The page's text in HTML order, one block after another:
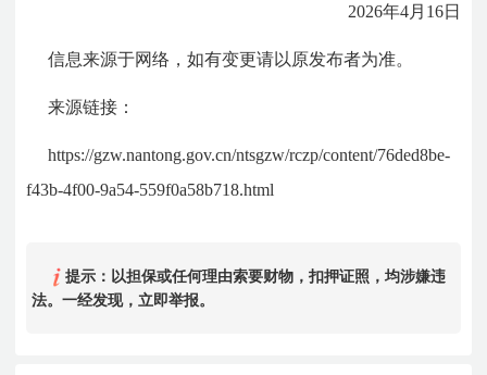
2026年4月16日
信息来源于网络，如有变更请以原发布者为准。
来源链接：
https://gzw.nantong.gov.cn/ntsgzw/rczp/content/76ded8be-
f43b-4f00-9a54-559f0a58b718.html
提示：以担保或任何理由索要财物，扣押证照，均涉嫌违
法。一经发现，立即举报。